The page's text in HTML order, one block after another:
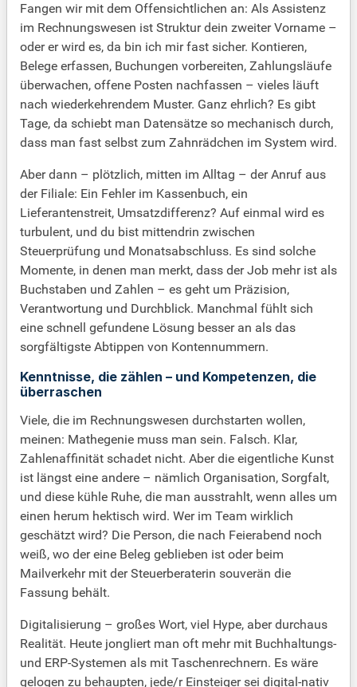
Fangen wir mit dem Offensichtlichen an: Als Assistenz
im Rechnungswesen ist Struktur dein zweiter Vorname –
oder er wird es, da bin ich mir fast sicher. Kontieren,
Belege erfassen, Buchungen vorbereiten, Zahlungsläufe
überwachen, offene Posten nachfassen – vieles läuft
nach wiederkehrendem Muster. Ganz ehrlich? Es gibt
Tage, da schiebt man Datensätze so mechanisch durch,
dass man fast selbst zum Zahnrädchen im System wird.
Aber dann – plötzlich, mitten im Alltag – der Anruf aus
der Filiale: Ein Fehler im Kassenbuch, ein
Lieferantenstreit, Umsatzdifferenz? Auf einmal wird es
turbulent, und du bist mittendrin zwischen
Steuerprüfung und Monatsabschluss. Es sind solche
Momente, in denen man merkt, dass der Job mehr ist als
Buchstaben und Zahlen – es geht um Präzision,
Verantwortung und Durchblick. Manchmal fühlt sich
eine schnell gefundene Lösung besser an als das
sorgfältigste Abtippen von Kontennummern.
Kenntnisse, die zählen – und Kompetenzen, die
überraschen
Viele, die im Rechnungswesen durchstarten wollen,
meinen: Mathegenie muss man sein. Falsch. Klar,
Zahlenaffinität schadet nicht. Aber die eigentliche Kunst
ist längst eine andere – nämlich Organisation, Sorgfalt,
und diese kühle Ruhe, die man ausstrahlt, wenn alles um
einen herum hektisch wird. Wer im Team wirklich
geschätzt wird? Die Person, die nach Feierabend noch
weiß, wo der eine Beleg geblieben ist oder beim
Mailverkehr mit der Steuerberaterin souverän die
Fassung behält.
Digitalisierung – großes Wort, viel Hype, aber durchaus
Realität. Heute jongliert man oft mehr mit Buchhaltungs-
und ERP-Systemen als mit Taschenrechnern. Es wäre
gelogen zu behaupten, jede/r Einsteiger sei digital-nativ